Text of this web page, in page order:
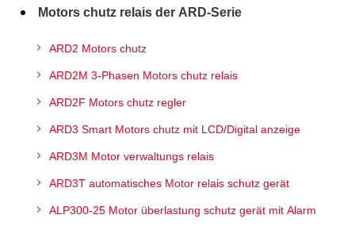
Motors chutz relais der ARD-Serie
ARD2 Motors chutz
ARD2M 3-Phasen Motors chutz relais
ARD2F Motors chutz regler
ARD3 Smart Motors chutz mit LCD/Digital anzeige
ARD3M Motor verwaltungs relais
ARD3T automatisches Motor relais schutz gerät
ALP300-25 Motor überlastung schutz gerät mit Alarm